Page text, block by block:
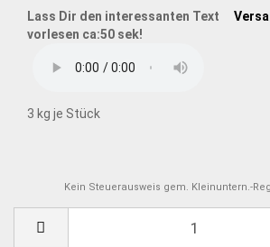
Lass Dir den interessanten Text
vorlesen ca:50 sek!
3 kg je Stück
Kein Steuerausweis gem. Kleinuntern.-